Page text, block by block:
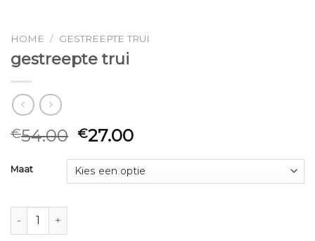
HOME / GESTREEPTE TRUI
gestreepte trui
€54.00 €27.00
Maat
gestreepte trui aantal